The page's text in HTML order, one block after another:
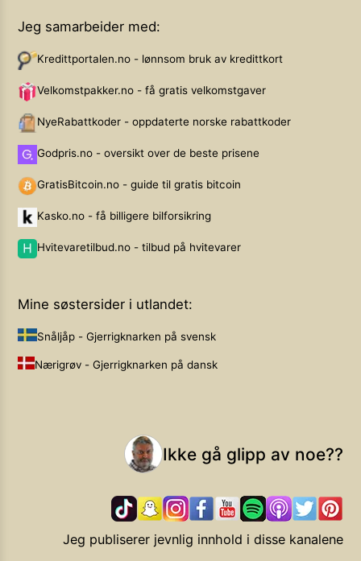
Jeg samarbeider med:
Kredittportalen.no - lønnsom bruk av kredittkort
Velkomstpakker.no - få gratis velkomstgaver
NyeRabattkoder - oppdaterte norske rabattkoder
Godpris.no - oversikt over de beste prisene
GratisBitcoin.no - guide til gratis bitcoin
Kasko.no - få billigere bilforsikring
Hvitevaretilbud.no - tilbud på hvitevarer
Mine søstersider i utlandet:
Snåljåp - Gjerrigknarken på svensk
Nærigrøv - Gjerrigknarken på dansk
Ikke gå glipp av noe??
Jeg publiserer jevnlig innhold i disse kanalene